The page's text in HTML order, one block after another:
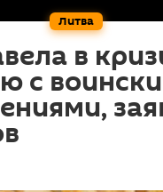
Литва
в
с